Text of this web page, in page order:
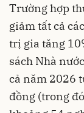
Trường hợp
giảm tất cả
trị gia tăng
sách Nhà
cả năm 2026
đồng (trong